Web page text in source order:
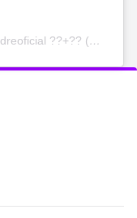
Um post compartilhado por Marialexandreoficial ??+?? (@mari_alexandre10)